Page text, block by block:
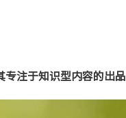
专注于知识型内容的出